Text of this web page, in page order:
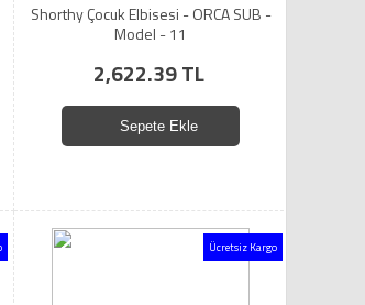
Shorthy Çocuk Elbisesi - ORCA SUB -
Model - 11
2,622.39 TL
Sepete Ekle
Ücretsiz Kargo